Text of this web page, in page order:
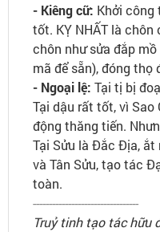
- Kiêng cữ: Khởi công
tốt. KỴ NHẤT là
chôn như sửa đắp
mã để sẵn), đóng thọ
- Ngoại lệ: Tại tị bị
Tại dậu rất tốt, vì Sao
động thăng tiến.
Tại Sửu là Đắc Địa, ắt
và Tân Sửu, tạo tác
toàn.
---------------------------------
Truỷ tinh tạo tác hữu